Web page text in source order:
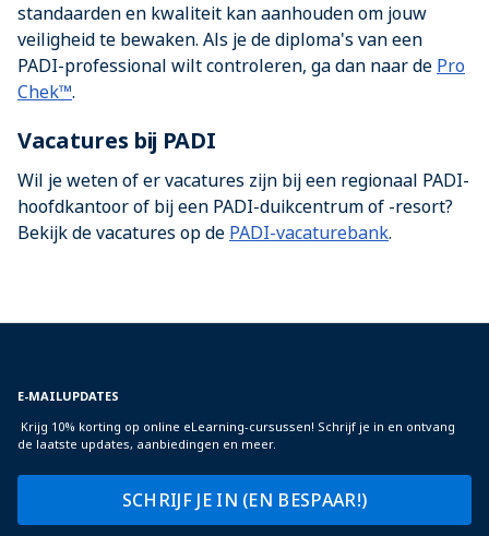
standaarden en kwaliteit kan aanhouden om jouw
veiligheid te bewaken. Als je de diploma's van een
PADI-professional wilt controleren, ga dan naar de Pro
Chek™.
Vacatures bij PADI
Wil je weten of er vacatures zijn bij een regionaal PADI-
hoofdkantoor of bij een PADI-duikcentrum of -resort?
Bekijk de vacatures op de PADI-vacaturebank.
E-MAILUPDATES
Krijg 10% korting op online eLearning-cursussen! Schrijf je in en ontvang
de laatste updates, aanbiedingen en meer.
SCHRIJF JE IN (EN BESPAAR!)